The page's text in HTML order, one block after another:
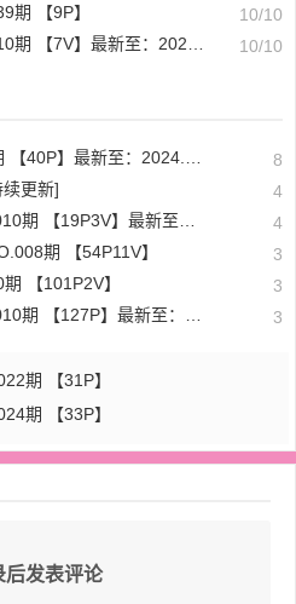
期 【9P】
10/10
【7V】最新至：2023.6.17 10/10
】最新至：2024.1.10 8
更新] 4
19P3V】最新至：2025.5.26 4
期 【54P11V】 3
【101P2V】 3
127P】最新至：2024.1.19 3
期 【31P】
期 【33P】
后发表评论